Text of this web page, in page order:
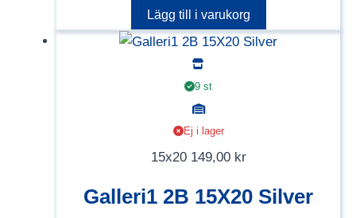
Lägg till i varukorg
9 st
Ej i lager
15x20 149,00 kr
Galleri1 2B 15X20 Silver